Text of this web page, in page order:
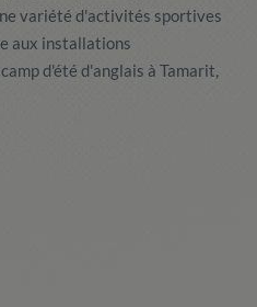
variété d'activités sportives
aux installations
d'été d'anglais à Tamarit,